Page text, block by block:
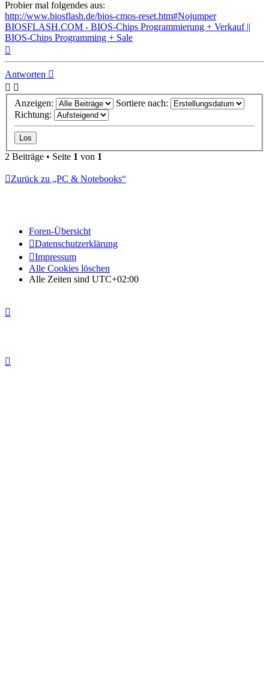
Probier mal folgendes aus:
http://www.biosflash.de/bios-cmos-reset.htm#Nojumper
BIOSFLASH.COM - BIOS-Chips Programmierung + Verkauf ||
BIOS-Chips Programming + Sale
Antworten
Anzeigen:
Sortiere nach:
Richtung:
2 Beiträge • Seite 1 von 1
Zurück zu „PC & Notebooks“
Foren-Übersicht
Datenschutzerklärung
Impressum
Alle Cookies löschen
Alle Zeiten sind UTC+02:00